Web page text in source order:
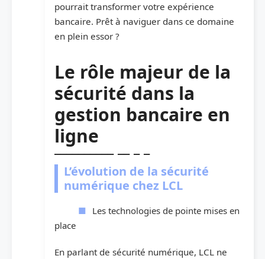
pourrait transformer votre expérience
bancaire. Prêt à naviguer dans ce domaine
en plein essor ?
Le rôle majeur de la
sécurité dans la
gestion bancaire en
ligne
L’évolution de la sécurité
numérique chez LCL
Les technologies de pointe mises en
place
En parlant de sécurité numérique, LCL ne